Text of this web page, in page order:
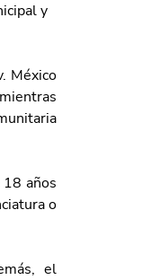
y
México
años
o
el